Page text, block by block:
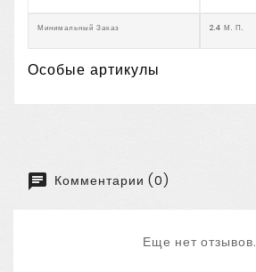
Минимальный Заказ 2.4 М. П.
Особые артикулы
Комментарии (0)
Еще нет отзывов.